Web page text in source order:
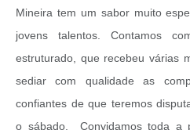
Mineira tem um sabor muito
jovens talentos. Contamos
estruturado, que recebeu várias
sediar com qualidade as
confiantes de que teremos
o sábado. Convidamos toda a